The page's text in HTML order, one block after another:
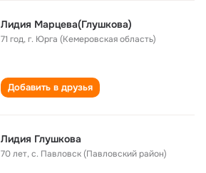
Лидия Марцева(Глушкова)
71 год,г. Юрга (Кемеровская область)
Добавить в друзья
Лидия Глушкова
70 лет,с. Павловск (Павловский район)